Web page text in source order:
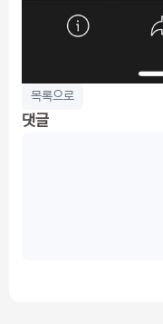
목록으로
댓글